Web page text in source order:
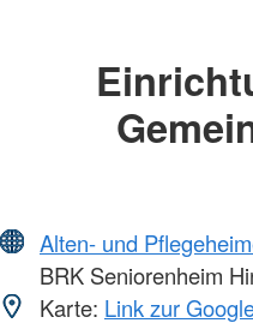
Alten- und
BRK Seniorenheim
Karte: Link zur